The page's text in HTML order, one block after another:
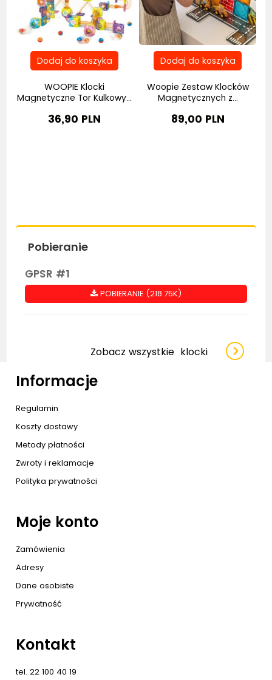
WOOPIE Klocki
Magnetyczne Tor Kulkowy...
36,90 PLN
Woopie Zestaw Klocków
Magnetycznych z...
89,00 PLN
Pobieranie
GPSR #1
POBIERANIE (218.75K)
Zobacz wszystkie klocki
Informacje
Regulamin
Koszty dostawy
Metody płatności
Zwroty i reklamacje
Polityka prywatności
Moje konto
Zamówienia
Adresy
Dane osobiste
Prywatność
Kontakt
tel. 22 100 40 19